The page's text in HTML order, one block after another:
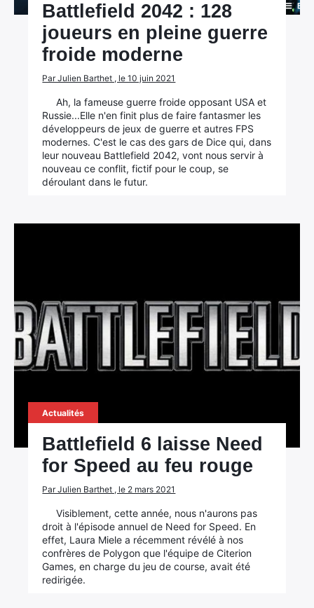
Battlefield 2042 : 128
joueurs en pleine guerre
froide moderne
Par Julien Barthet , le 10 juin 2021
Ah, la fameuse guerre froide opposant USA et
Russie...Elle n'en finit plus de faire fantasmer les
développeurs de jeux de guerre et autres FPS
modernes. C'est le cas des gars de Dice qui, dans
leur nouveau Battlefield 2042, vont nous servir à
nouveau ce conflit, fictif pour le coup, se
déroulant dans le futur.
Actualités
Battlefield 6 laisse Need
for Speed au feu rouge
Par Julien Barthet , le 2 mars 2021
Visiblement, cette année, nous n'aurons pas
droit à l'épisode annuel de Need for Speed. En
effet, Laura Miele a récemment révélé à nos
confrères de Polygon que l'équipe de Citerion
Games, en charge du jeu de course, avait été
redirigée.
Rechercher
: